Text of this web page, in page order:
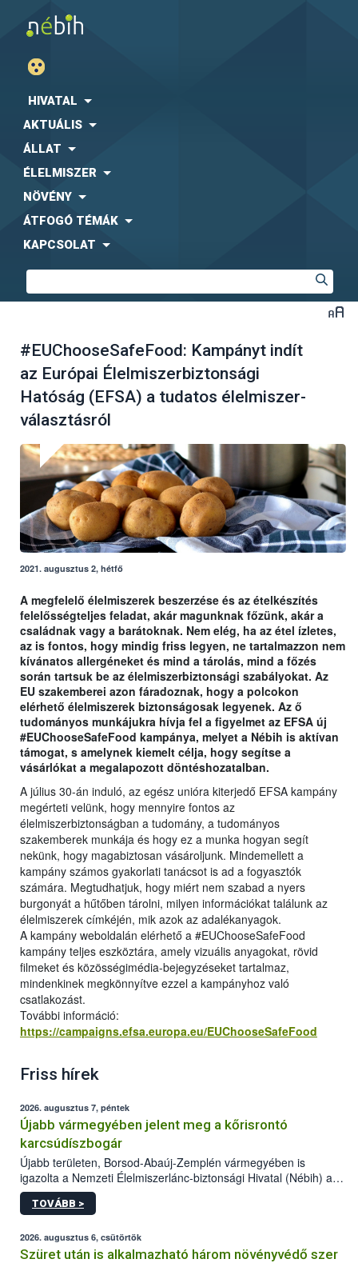
HIVATAL
AKTUÁLIS
ÁLLAT
ÉLELMISZER
NÖVÉNY
ÁTFOGÓ TÉMÁK
KAPCSOLAT
#EUChooseSafeFood: Kampányt indít
az Európai Élelmiszerbiztonsági
Hatóság (EFSA) a tudatos élelmiszer-
választásról
2021. augusztus 2, hétfő
A megfelelő élelmiszerek beszerzése és az ételkészítés
felelősségteljes feladat, akár magunknak főzünk, akár a
családnak vagy a barátoknak. Nem elég, ha az étel ízletes,
az is fontos, hogy mindig friss legyen, ne tartalmazzon nem
kívánatos allergéneket és mind a tárolás, mind a főzés
során tartsuk be az élelmiszerbiztonsági szabályokat. Az
EU szakemberei azon fáradoznak, hogy a polcokon
elérhető élelmiszerek biztonságosak legyenek. Az ő
tudományos munkájukra hívja fel a figyelmet az EFSA új
#EUChooseSafeFood kampánya, melyet a Nébih is aktívan
támogat, s amelynek kiemelt célja, hogy segítse a
vásárlókat a megalapozott döntéshozatalban.
A július 30-án induló, az egész unióra kiterjedő EFSA kampány
megérteti velünk, hogy mennyire fontos az
élelmiszerbiztonságban a tudomány, a tudományos
szakemberek munkája és hogy ez a munka hogyan segít
nekünk, hogy magabiztosan vásároljunk. Mindemellett a
kampány számos gyakorlati tanácsot is ad a fogyasztók
számára. Megtudhatjuk, hogy miért nem szabad a nyers
burgonyát a hűtőben tárolni, milyen információkat találunk az
élelmiszerek címkéjén, mik azok az adalékanyagok.
A kampány weboldalán elérhető a #EUChooseSafeFood
kampány teljes eszköztára, amely vizuális anyagokat, rövid
filmeket és közösségimédia-bejegyzéseket tartalmaz,
mindenkinek megkönnyítve ezzel a kampányhoz való
csatlakozást.
További információ:
https://campaigns.efsa.europa.eu/EUChooseSafeFood
Friss hírek
2026. augusztus 7, péntek
Újabb vármegyében jelent meg a kőrisrontó
karcsúdíszbogár
Újabb területen, Borsod-Abaúj-Zemplén vármegyében is
igazolta a Nemzeti Élelmiszerlánc-biztonsági Hivatal (Nébih) a
kőrisrontó karcsúdíszbogár (Agrilus planipennis) jelenlétét. A
kártevőt nem csak színcsapdában találták meg, de már fertőzött
az intenzív felderítést, emellett az intézkedéseket a szlovák
hatósággal is összehangolják a terjedés megállítása érdekében.
TOVÁBB >
2026. augusztus 6, csütörtök
Szüret után is alkalmazható három növényvédő szer